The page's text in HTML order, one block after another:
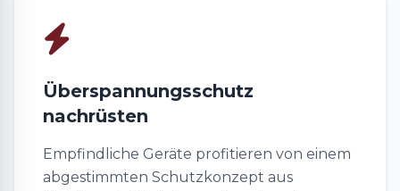
Überspannungsschutz
nachrüsten
Empfindliche Geräte profitieren von einem
abgestimmten Schutzkonzept aus